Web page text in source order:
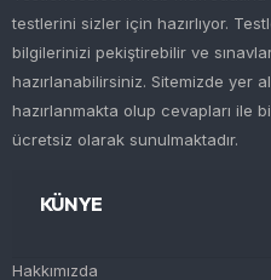
testlerini sizler için hazırlıyor.
bilgilerinizi pekiştirebilir ve
hazırlanabilirsiniz. Sitemizde yer
hazırlanmakta olup cevapları ile
ücretsiz olarak sunulmaktadır.
KÜNYE
Hakkımızda